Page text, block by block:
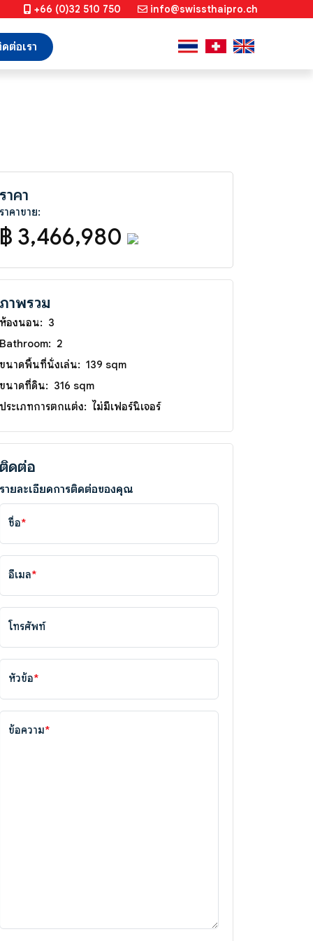
+66 (0)32 510 750 info@swissthaipro.ch
ต่อเรา
ราคา
ราคาขาย:
฿ 3,466,980
ภาพรวม
ห้องนอน: 3
Bathroom: 2
ขนาดพื้นที่นั่งเล่น: 139 sqm
ขนาดที่ดิน: 316 sqm
ประเภทการตกแต่ง: ไม่มีเฟอร์นิเจอร์
ติดต่อ
รายละเอียดการติดต่อของคุณ
ชื่อ*
อีเมล*
โทรศัพท์
หัวข้อ*
ข้อความ*